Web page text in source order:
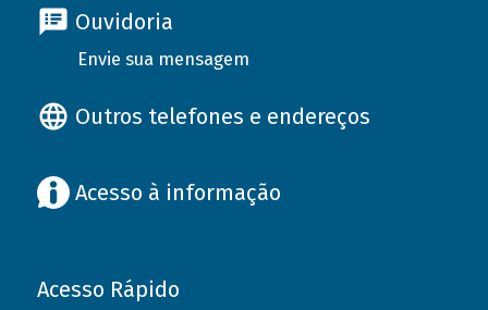
Ouvidoria
Envie sua mensagem
Outros telefones e endereços
Acesso à informação
Acesso Rápido